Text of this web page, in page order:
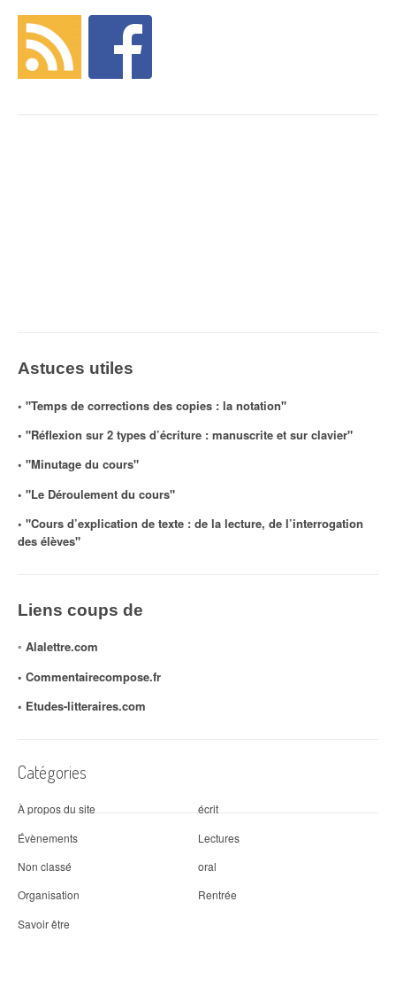
Astuces utiles
◦ "Temps de corrections des copies : la notation"
◦ "Réflexion sur 2 types d’écriture : manuscrite et sur clavier"
◦ "Minutage du cours"
◦ "Le Déroulement du cours"
◦ "Cours d’explication de texte : de la lecture, de l’interrogation
des élèves"
Liens coups de
◦ Alalettre.com
◦ Commentairecompose.fr
◦ Etudes-litteraires.com
Catégories
À propos du site
écrit
Évènements
Lectures
Non classé
oral
Organisation
Rentrée
Savoir être